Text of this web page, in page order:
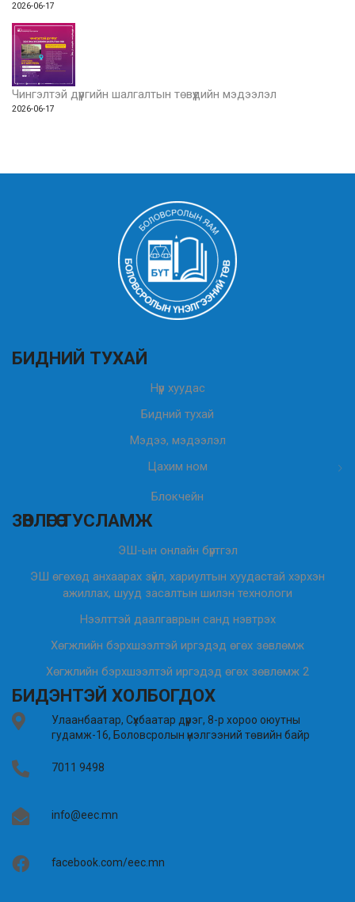
2026-06-17
Чингэлтэй дүүргийн шалгалтын төвүүдийн мэдээлэл
2026-06-17
БИДНИЙ ТУХАЙ
Нүүр хуудас
Бидний тухай
Мэдээ, мэдээлэл
Цахим ном
Блокчейн
ЗӨВЛӨГӨӨ ТУСЛАМЖ
ЭШ-ын онлайн бүртгэл
ЭШ өгөхөд анхаарах зүйл, хариултын хуудастай хэрхэн
ажиллах, шууд засалтын шилэн технологи
Нээлттэй даалгаврын санд нэвтрэх
Хөгжлийн бэрхшээлтэй иргэдэд өгөх зөвлөмж
Хөгжлийн бэрхшээлтэй иргэдэд өгөх зөвлөмж 2
БИДЭНТЭЙ ХОЛБОГДОХ
Улаанбаатар, Сүхбаатар дүүрэг, 8-р хороо оюутны
гудамж-16, Боловсролын үнэлгээний төвийн байр
7011 9498
info@eec.mn
facebook.com/eec.mn